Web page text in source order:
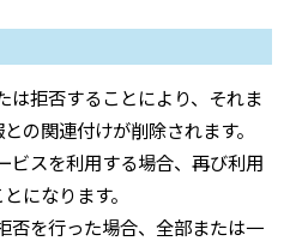
拒否することにより、それま
の関連付けが削除されます。
スを利用する場合、再び利用
になります。
を行った場合、全部または一